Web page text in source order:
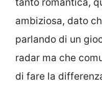
ambiziosa, dato
parlando di un
radar ma che
di fare la